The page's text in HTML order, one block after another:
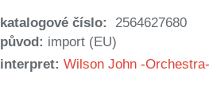
katalogové číslo:
2564627680
původ: import (EU)
interpret: Wilson John -Orchestra-